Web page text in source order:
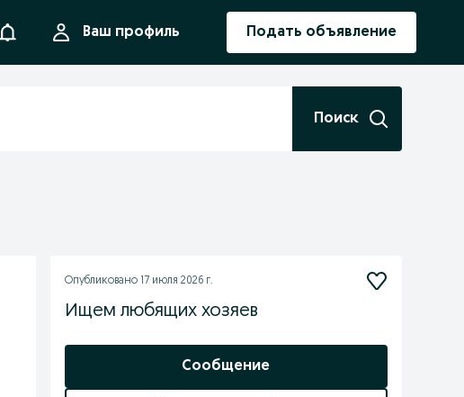
УведомленияВаш профиль Подать объявление
Поиск
Опубликовано 17 июля 2026 г.
Ищем любящих хозяев
Сообщение